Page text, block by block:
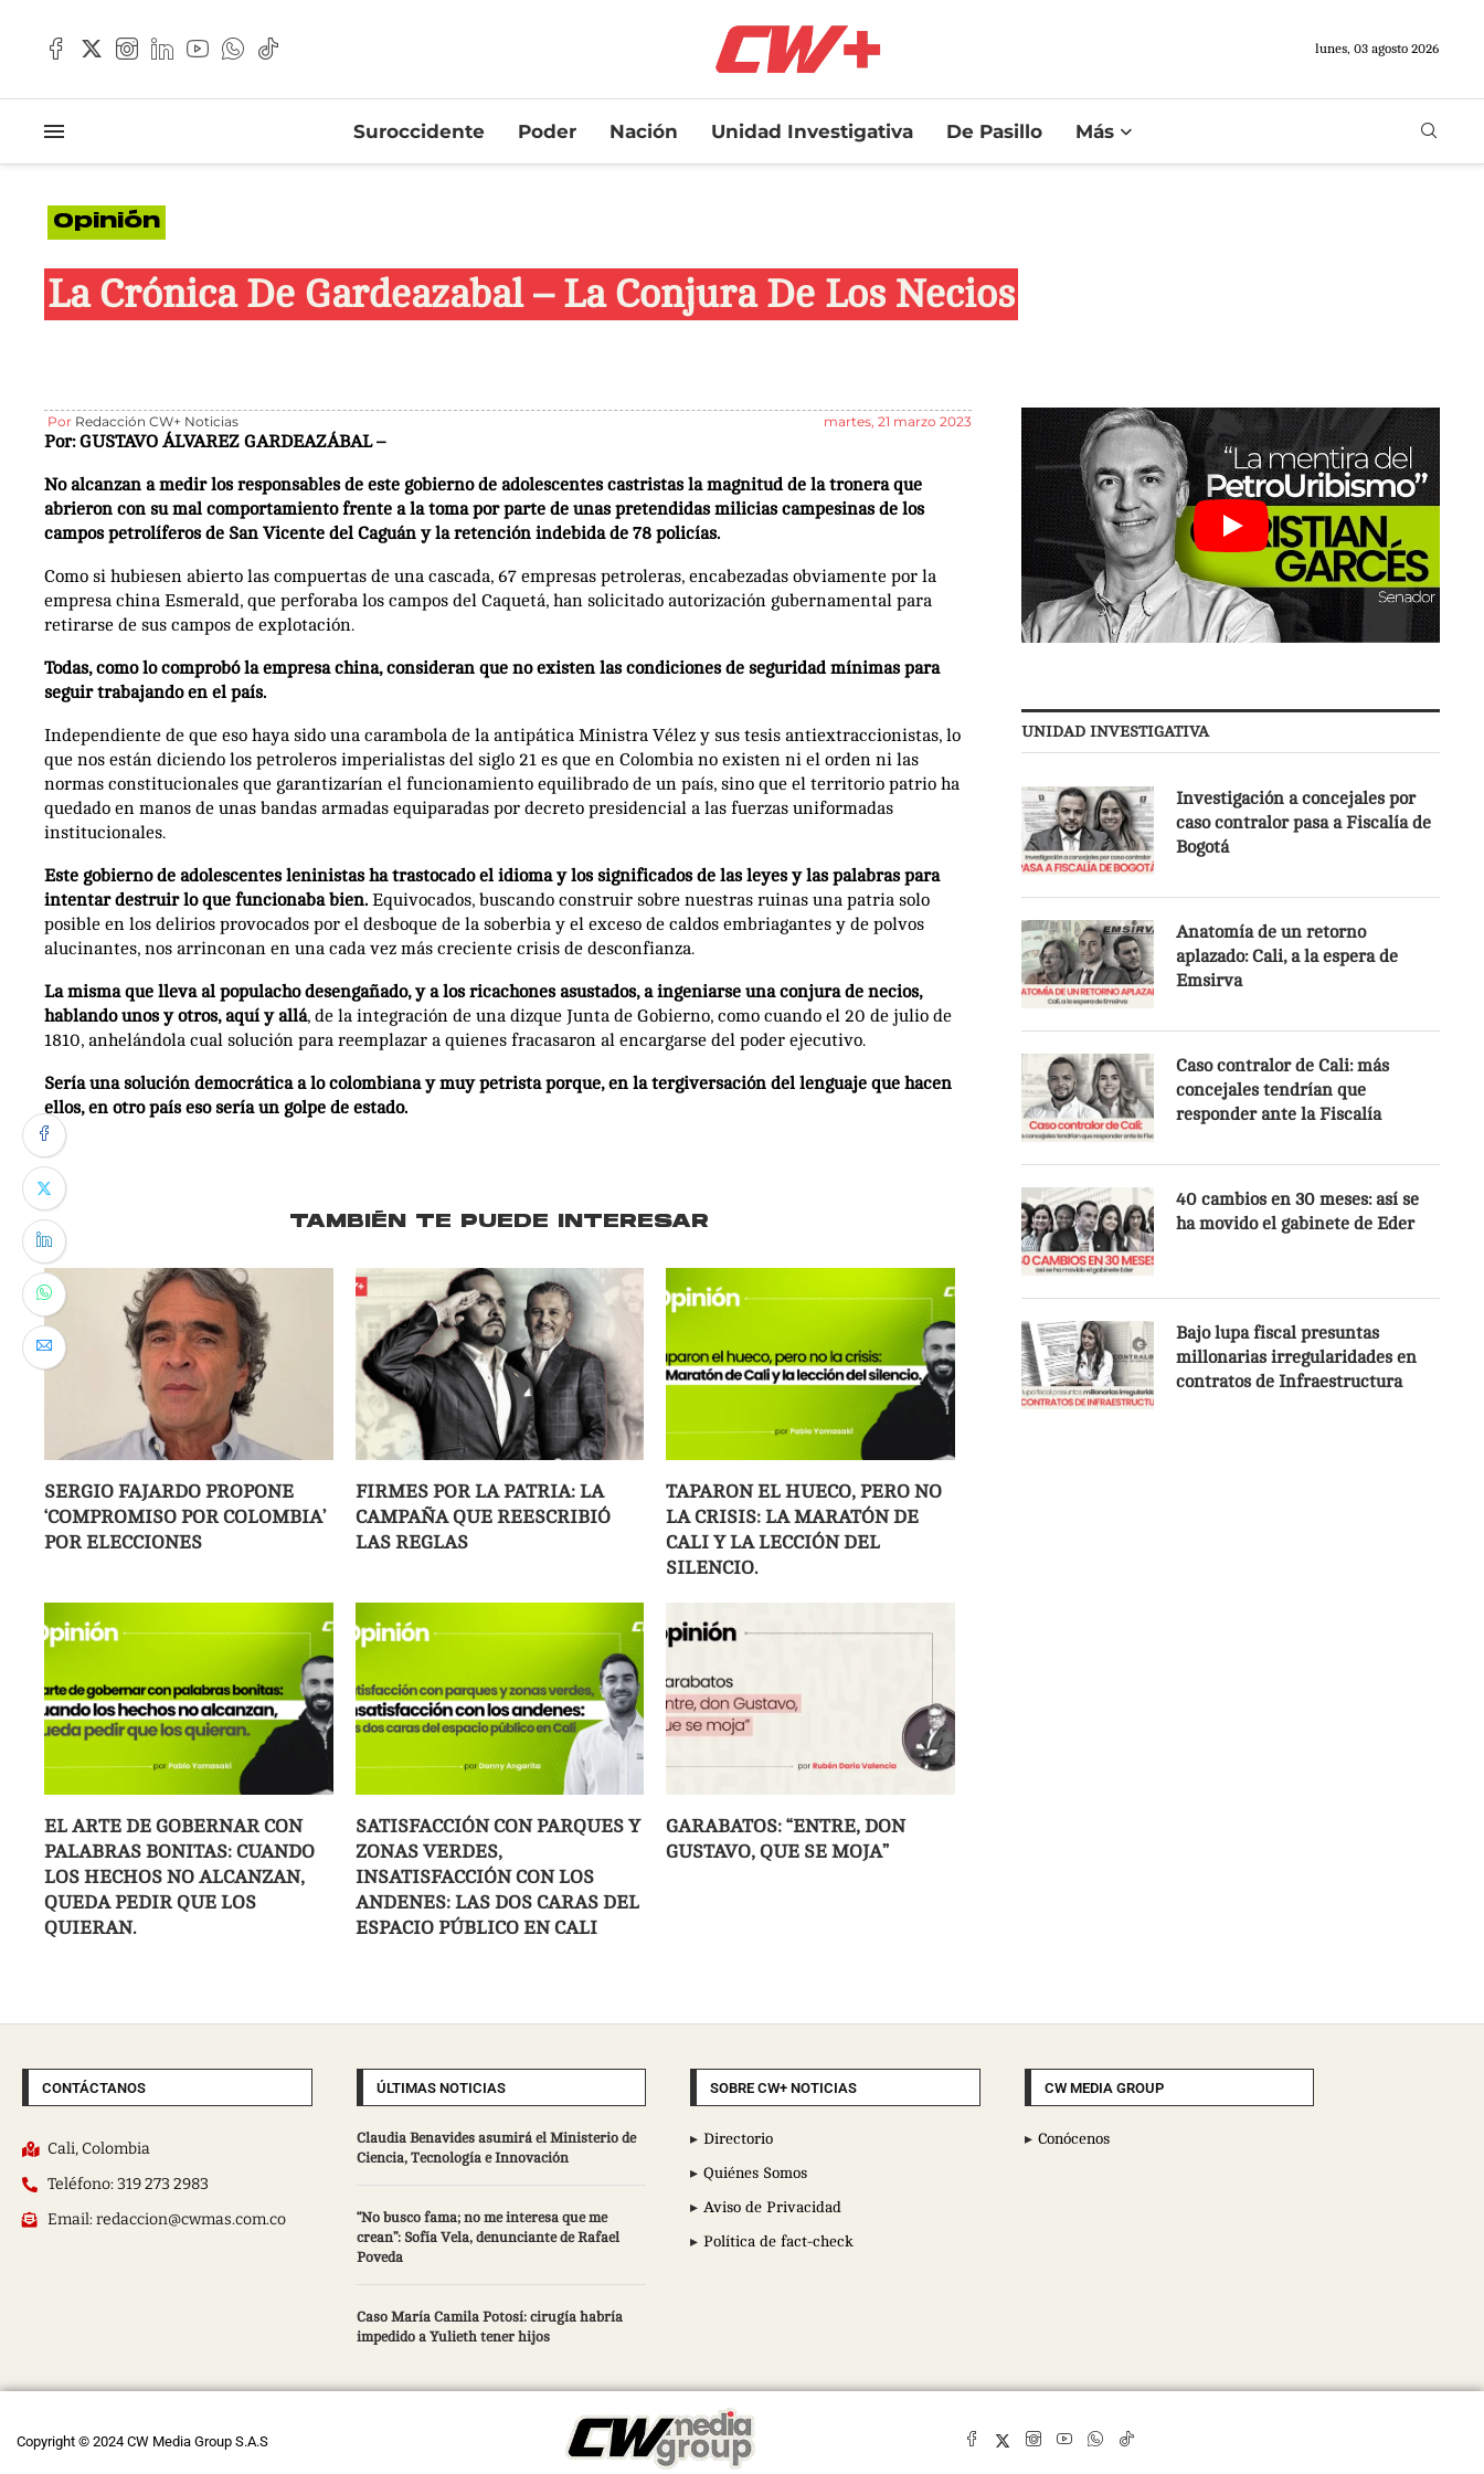
lunes, 03 agosto 2026
Suroccidente Poder Nación Unidad Investigativa De Pasillo Más
Opinión
La Crónica De Gardeazabal – La Conjura De Los Necios
Por Redacción CW+ Noticias martes, 21 marzo 2023
Por: GUSTAVO ÁLVAREZ GARDEAZÁBAL –
No alcanzan a medir los responsables de este gobierno de adolescentes castristas la magnitud de la tronera que
abrieron con su mal comportamiento frente a la toma por parte de unas pretendidas milicias campesinas de los
campos petrolíferos de San Vicente del Caguán y la retención indebida de 78 policías.
Como si hubiesen abierto las compuertas de una cascada, 67 empresas petroleras, encabezadas obviamente por la
empresa china Esmerald, que perforaba los campos del Caquetá, han solicitado autorización gubernamental para
retirarse de sus campos de explotación.
Todas, como lo comprobó la empresa china, consideran que no existen las condiciones de seguridad mínimas para
seguir trabajando en el país.
Independiente de que eso haya sido una carambola de la antipática Ministra Vélez y sus tesis antiextraccionistas, lo
que nos están diciendo los petroleros imperialistas del siglo 21 es que en Colombia no existen ni el orden ni las
normas constitucionales que garantizarían el funcionamiento equilibrado de un país, sino que el territorio patrio ha
quedado en manos de unas bandas armadas equiparadas por decreto presidencial a las fuerzas uniformadas
institucionales.
Este gobierno de adolescentes leninistas ha trastocado el idioma y los significados de las leyes y las palabras para
intentar destruir lo que funcionaba bien. Equivocados, buscando construir sobre nuestras ruinas una patria solo
posible en los delirios provocados por el desboque de la soberbia y el exceso de caldos embriagantes y de polvos
alucinantes, nos arrinconan en una cada vez más creciente crisis de desconfianza.
La misma que lleva al populacho desengañado, y a los ricachones asustados, a ingeniarse una conjura de necios,
hablando unos y otros, aquí y allá, de la integración de una dizque Junta de Gobierno, como cuando el 20 de julio de
1810, anhelándola cual solución para reemplazar a quienes fracasaron al encargarse del poder ejecutivo.
Sería una solución democrática a lo colombiana y muy petrista porque, en la tergiversación del lenguaje que hacen
ellos, en otro país eso sería un golpe de estado.
TAMBIÉN TE PUEDE INTERESAR
SERGIO FAJARDO PROPONE
‘COMPROMISO POR COLOMBIA’
POR ELECCIONES
FIRMES POR LA PATRIA: LA
CAMPAÑA QUE REESCRIBIÓ
LAS REGLAS
TAPARON EL HUECO, PERO NO
LA CRISIS: LA MARATÓN DE
CALI Y LA LECCIÓN DEL
SILENCIO.
EL ARTE DE GOBERNAR CON
PALABRAS BONITAS: CUANDO
LOS HECHOS NO ALCANZAN,
QUEDA PEDIR QUE LOS
QUIERAN.
SATISFACCIÓN CON PARQUES Y
ZONAS VERDES,
INSATISFACCIÓN CON LOS
ANDENES: LAS DOS CARAS DEL
ESPACIO PÚBLICO EN CALI
GARABATOS: “ENTRE, DON
GUSTAVO, QUE SE MOJA”
UNIDAD INVESTIGATIVA
Investigación a concejales por
caso contralor pasa a Fiscalía de
Bogotá
Anatomía de un retorno
aplazado: Cali, a la espera de
Emsirva
Caso contralor de Cali: más
concejales tendrían que
responder ante la Fiscalía
40 cambios en 30 meses: así se
ha movido el gabinete de Eder
Bajo lupa fiscal presuntas
millonarias irregularidades en
contratos de Infraestructura
CONTÁCTANOS
Cali, Colombia
Teléfono: 319 273 2983
Email: redaccion@cwmas.com.co
ÚLTIMAS NOTICIAS
Claudia Benavides asumirá el Ministerio de
Ciencia, Tecnología e Innovación
“No busco fama; no me interesa que me
crean”: Sofía Vela, denunciante de Rafael
Poveda
Caso María Camila Potosí: cirugía habría
impedido a Yulieth tener hijos
SOBRE CW+ NOTICIAS
Directorio
Quiénes Somos
Aviso de Privacidad
Política de fact-check
CW MEDIA GROUP
Conócenos
Copyright © 2024 CW Media Group S.A.S